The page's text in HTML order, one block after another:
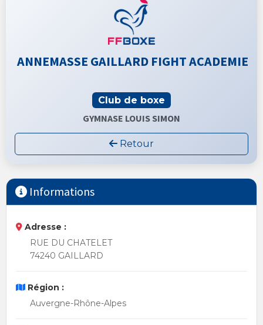
ANNEMASSE GAILLARD FIGHT ACADEMIE
Club de boxe
GYMNASE LOUIS SIMON
Retour
Informations
Adresse :
RUE DU CHATELET
74240 GAILLARD
Région :
Auvergne-Rhône-Alpes